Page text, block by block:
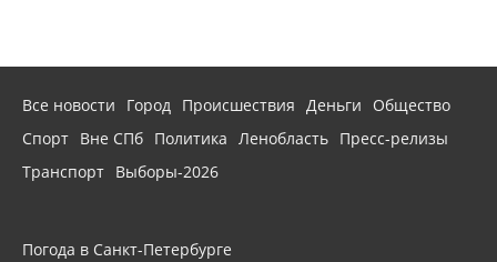
Все новости Город Происшествия Деньги
Общество
Спорт Вне СПб Политика Ленобласть Пресс-релизы
Транспорт Выборы-2026
Погода в Санкт-Петербурге